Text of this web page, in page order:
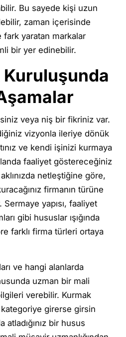
Bu sayede kişi uzun
zaman içerisinde
fark yaratan markalar
bir yer edinebilir.
Kuruluşunda
veya niş bir fikriniz var.
vizyonla ileriye dönük
ve kendi işinizi kurmaya
faaliyet göstereceğiniz
netleştiğine göre,
firmanın türüne
yapısı, faaliyet
gibi hususlar ışığında
farklı firma türleri ortaya
ve hangi alanlarda
uzman bir mali
verebilir. Kurmak
girerse girsin
atladığınız bir husus